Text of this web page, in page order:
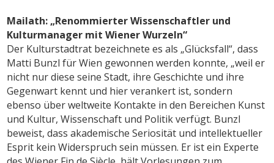
Mailath: „Renommierter Wissenschaftler und
Kulturmanager mit Wiener Wurzeln“
Der Kulturstadtrat bezeichnete es als „Glücksfall“, dass
Matti Bunzl für Wien gewonnen werden konnte, „weil er
nicht nur diese seine Stadt, ihre Geschichte und ihre
Gegenwart kennt und hier verankert ist, sondern
ebenso über weltweite Kontakte in den Bereichen Kunst
und Kultur, Wissenschaft und Politik verfügt. Bunzl
beweist, dass akademische Seriosität und intellektueller
Esprit kein Widerspruch sein müssen. Er ist ein Experte